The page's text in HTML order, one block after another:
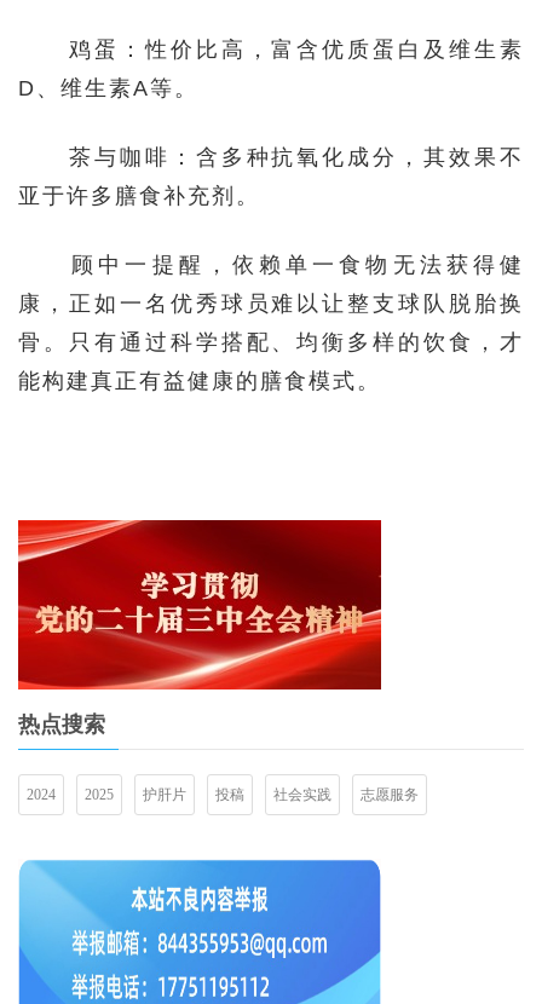
鸡蛋：性价比高，富含优质蛋白及维生素
D、维生素A等。
茶与咖啡：含多种抗氧化成分，其效果不
亚于许多膳食补充剂。
顾中一提醒，依赖单一食物无法获得健
康，正如一名优秀球员难以让整支球队脱胎换
骨。只有通过科学搭配、均衡多样的饮食，才
能构建真正有益健康的膳食模式。
热点搜索
2024 2025 护肝片 投稿 社会实践 志愿服务